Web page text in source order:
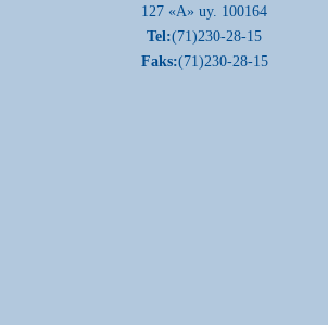
127 «A» uy. 100164
Tel:(71)230-28-15
Faks:(71)230-28-15